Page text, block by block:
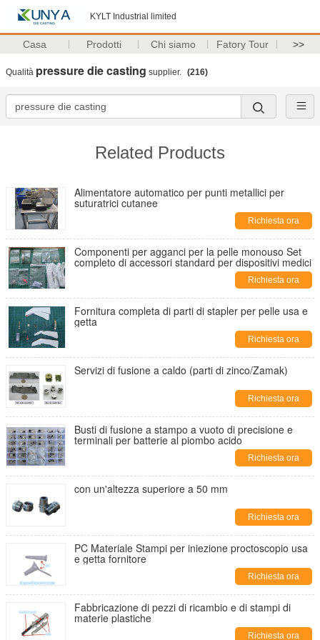
KYLT Industrial limited
Casa Prodotti Chi siamo Fatory Tour >>
Qualità pressure die casting supplier. (216)
Related Products
Alimentatore automatico per punti metallici per
suturatrici cutanee
Richiesta ora
Componenti per agganci per la pelle monouso Set
completo di accessori standard per dispositivi medici
Richiesta ora
Fornitura completa di parti di stapler per pelle usa e
getta
Richiesta ora
Servizi di fusione a caldo (parti di zinco/Zamak)
Richiesta ora
Busti di fusione a stampo a vuoto di precisione e
terminali per batterie al piombo acido
Richiesta ora
con un'altezza superiore a 50 mm
Richiesta ora
PC Materiale Stampi per iniezione proctoscopio usa
e getta fornitore
Richiesta ora
Fabbricazione di pezzi di ricambio e di stampi di
materie plastiche
Richiesta ora